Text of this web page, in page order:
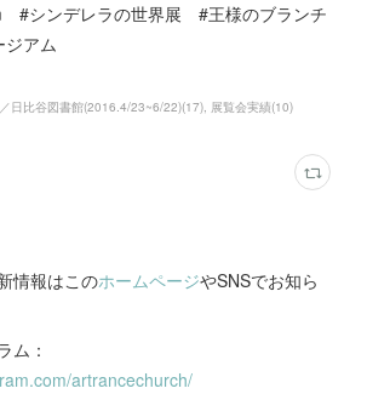
#シンデレラの世界展 #王様のブランチ
ジアム
日比谷図書館(2016.4/23~6/22)(17) 展覧会実績(10)
情報はこのホームページやSNSでお知ら
ム：
artrancechurch/